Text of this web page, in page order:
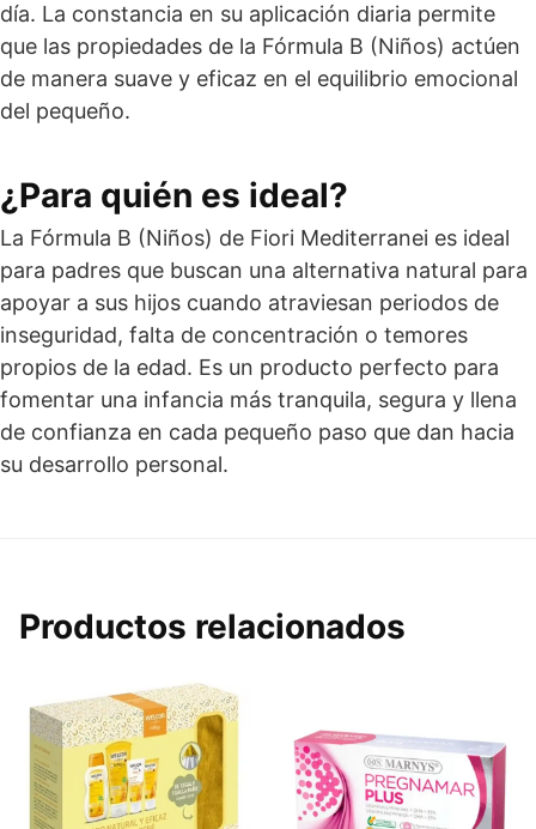
día. La constancia en su aplicación diaria permite
que las propiedades de la Fórmula B (Niños) actúen
de manera suave y eficaz en el equilibrio emocional
del pequeño.
¿Para quién es ideal?
La Fórmula B (Niños) de Fiori Mediterranei es ideal
para padres que buscan una alternativa natural para
apoyar a sus hijos cuando atraviesan periodos de
inseguridad, falta de concentración o temores
propios de la edad. Es un producto perfecto para
fomentar una infancia más tranquila, segura y llena
de confianza en cada pequeño paso que dan hacia
su desarrollo personal.
Productos relacionados